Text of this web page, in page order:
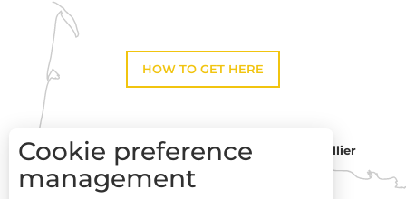
HOW TO GET HERE
Toulouse
Montpellier
Cookie preference
management